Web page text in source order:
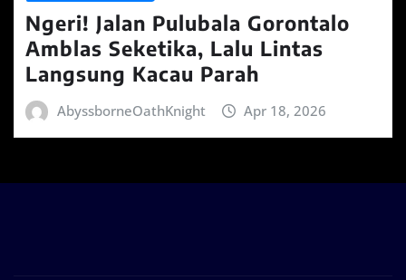
Ngeri! Jalan Pulubala Gorontalo
Amblas Seketika, Lalu Lintas
Langsung Kacau Parah
AbyssborneOathKnight Apr 18, 2026